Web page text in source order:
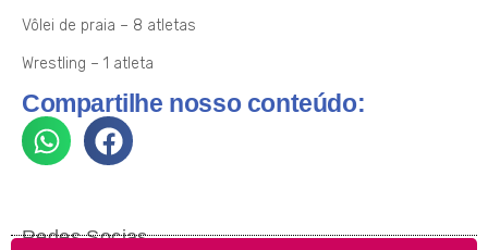
Vôlei de praia – 8 atletas
Wrestling – 1 atleta
Compartilhe nosso conteúdo:
Redes Socias